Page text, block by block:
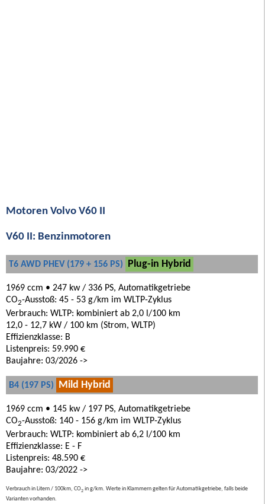
Motoren Volvo V60 II
V60 II: Benzinmotoren
T6 AWD PHEV (179 + 156 PS) Plug-in Hybrid
1969 ccm • 247 kw / 336 PS, Automatikgetriebe
CO2-Ausstoß: 45 - 53 g/km im WLTP-Zyklus
Verbrauch: WLTP: kombiniert ab 2,0 l/100 km
12,0 - 12,7 kW / 100 km (Strom, WLTP)
Effizienzklasse: B
Listenpreis: 59.990 €
Baujahre: 03/2026 ->
B4 (197 PS) Mild Hybrid
1969 ccm • 145 kw / 197 PS, Automatikgetriebe
CO2-Ausstoß: 140 - 156 g/km im WLTP-Zyklus
Verbrauch: WLTP: kombiniert ab 6,2 l/100 km
Effizienzklasse: E - F
Listenpreis: 48.590 €
Baujahre: 03/2022 ->
Verbrauch in Litern / 100km, CO2 in g/km. Werte in Klammern gelten für Automatikgetriebe, falls beide
Varianten vorhanden.